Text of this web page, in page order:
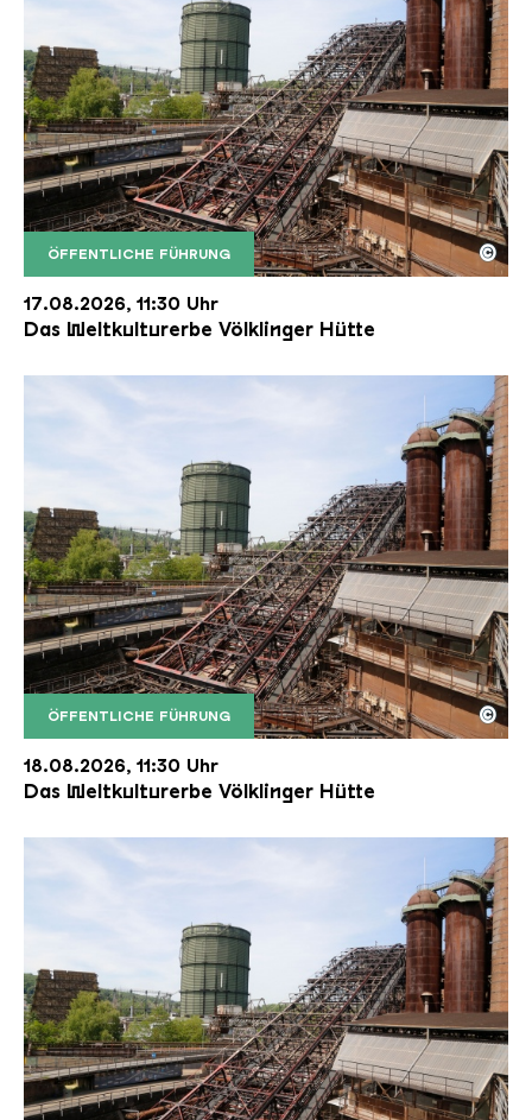
ÖFFENTLICHE FÜHRUNG
Der Erzschrägaufzug der Völklinger Hütte mit
Copyright: Weltkulturerbe Völklinger Hütte | Karl
©
17.08.2026, 11:30 Uhr
Das Weltkulturerbe Völklinger Hütte
ÖFFENTLICHE FÜHRUNG
Der Erzschrägaufzug der Völklinger Hütte mit
Copyright: Weltkulturerbe Völklinger Hütte | Karl
©
18.08.2026, 11:30 Uhr
Das Weltkulturerbe Völklinger Hütte